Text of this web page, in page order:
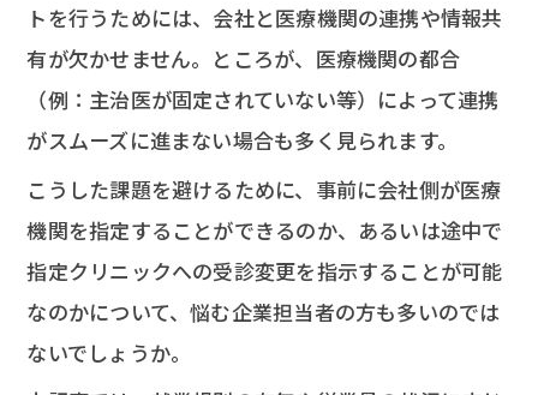
トを行うためには、会社と医療機関の連携や情報共
有が欠かせません。ところが、医療機関の都合
（例：主治医が固定されていない等）によって連携
がスムーズに進まない場合も多く見られます。
こうした課題を避けるために、事前に会社側が医療
機関を指定することができるのか、あるいは途中で
指定クリニックへの受診変更を指示することが可能
なのかについて、悩む企業担当者の方も多いのでは
ないでしょうか。